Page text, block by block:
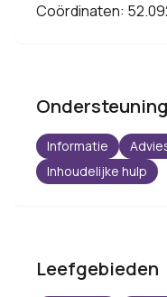
Coördinaten:
Ondersteuning
Informatie
Inhoudelijke hulp
Leefgebieden